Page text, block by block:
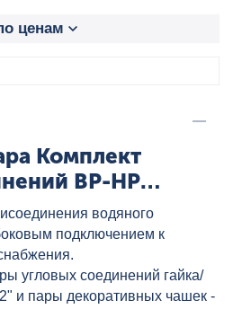
ценам
Комплект
ВР-НР
артикул:
водяного
подключением к
угловых соединений гайка/
и пары декоративных чашек -